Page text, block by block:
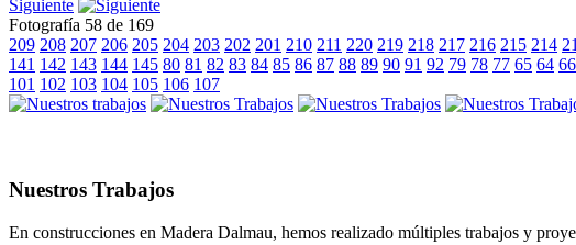
Siguiente
Fotografía 58 de 169
209 208 207 206 205 204 203 202 201 210 211 220 219 218 217 216 215 214
141 142 143 144 145 80 81 82 83 84 85 86 87 88 89 90 91 92 79 78 77 65 64 66
101 102 103 104 105 106 107
Nuestros Trabajos
En construcciones en Madera Dalmau, hemos realizado múltiples trabajos y